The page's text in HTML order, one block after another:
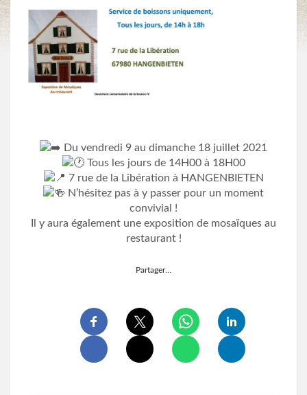
Du vendredi 9 au dimanche 18 juillet 2021
Tous les jours de 14H00 à 18H00
7 rue de la Libération à HANGENBIETEN
N’hésitez pas à y passer pour un moment
convivial !
Il y aura également une exposition de mosaïques au
restaurant !
Partager…